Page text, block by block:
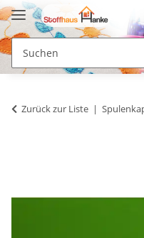
Zurück zur Liste